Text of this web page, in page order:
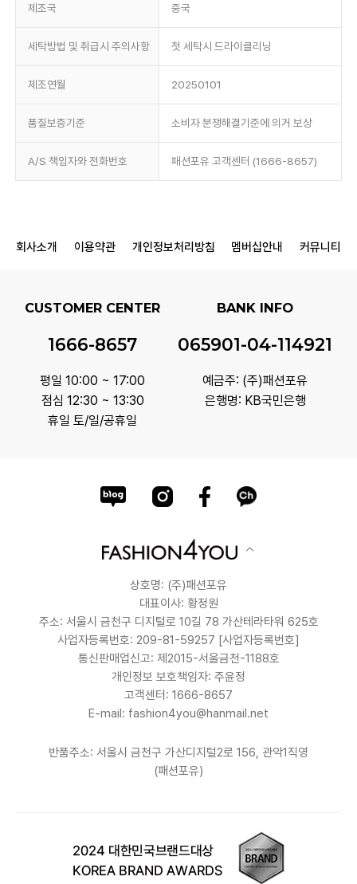
제조국 중국
세탁방법 및 취급시 주의사항 첫 세탁시 드라이클리닝
제조연월 20250101
품질보증기준 소비자 분쟁해결기준에 의거 보상
A/S 책임자와 전화번호 패션포유 고객센터 (1666-8657)
회사소개 이용약관 개인정보처리방침 멤버십안내 커뮤니티
CUSTOMER CENTER
1666-8657
평일 10:00 ~ 17:00
점심 12:30 ~ 13:30
휴일 토/일/공휴일
BANK INFO
065901-04-114921
예금주: (주)패션포유
은행명: KB국민은행
상호명: (주)패션포유
대표이사: 황정원
주소: 서울시 금천구 디지털로 10길 78 가산테라타워 625호
사업자등록번호: 209-81-59257 [사업자등록번호]
통신판매업신고: 제2015-서울금천-1188호
개인정보 보호책임자: 주윤정
고객센터: 1666-8657
E-mail: fashion4you@hanmail.net
반품주소: 서울시 금천구 가산디지털2로 156, 관악1직영
(패션포유)